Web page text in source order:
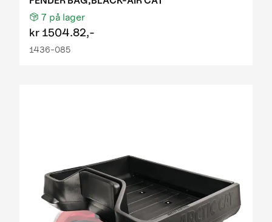
7 på lager
kr 1504.82,-
1436-085